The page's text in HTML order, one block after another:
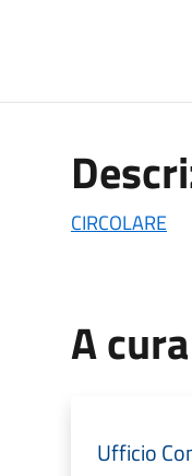
CIRCOLARE
A
Ufficio